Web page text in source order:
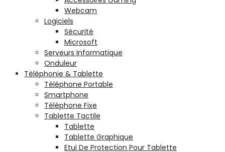
Webcam
Logiciels
Sécurité
Microsoft
Serveurs Informatique
Onduleur
Téléphonie & Tablette
Téléphone Portable
Smartphone
Téléphone Fixe
Tablette Tactile
Tablette
Tablette Graphique
Etui De Protection Pour Tablette